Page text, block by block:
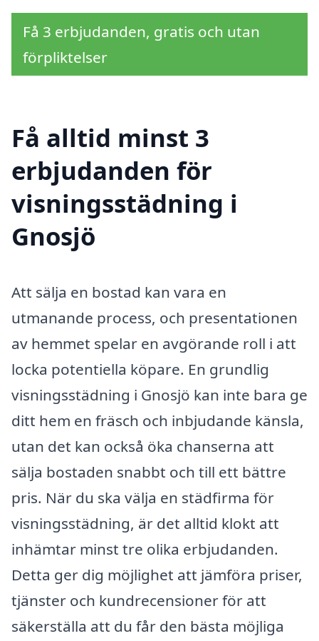
Få 3 erbjudanden, gratis och utan
förpliktelser
Få alltid minst 3
erbjudanden för
visningsstädning i
Gnosjö
Att sälja en bostad kan vara en
utmanande process, och presentationen
av hemmet spelar en avgörande roll i att
locka potentiella köpare. En grundlig
visningsstädning i Gnosjö kan inte bara ge
ditt hem en fräsch och inbjudande känsla,
utan det kan också öka chanserna att
sälja bostaden snabbt och till ett bättre
pris. När du ska välja en städfirma för
visningsstädning, är det alltid klokt att
inhämtar minst tre olika erbjudanden.
Detta ger dig möjlighet att jämföra priser,
tjänster och kundrecensioner för att
säkerställa att du får den bästa möjliga